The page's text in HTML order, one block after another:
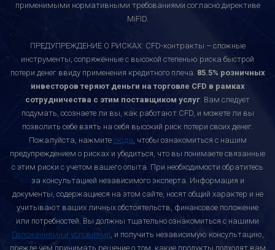
применимыми нормативными требованиями согласно директиве
MiFID.
ПРЕДУПРЕЖДЕНИЕ О РИСКАХ: CFD-контракты – сложные
инструменты, сопряжённые с высокой степенью риска быстрой
потери денег ввиду применения кредитного плеча. 85.5% розничных
инвесторов теряют деньги на торговле CFD в рамках
сотрудничества с этим поставщиком услуг. Вам следует
подумать, осознаете ли вы, как работают CFD, и можете ли вы
позволить себе взять на себя высокий риск потери своих денег.
Пожалуйста, нажмите сюда, чтобы ознакомиться с нашим
предупреждением о рисках и убедиться, что вы понимаете связанные
с этим риски с учетом вашего опыта. При необходимости обратитесь
за консультацией независимого эксперта. Информация и
документы, содержащиеся на этом сайте, носят общий характер и не
учитывают ваших личных обстоятельств, финансовое положение
или потребностей. Вы должны тщательно ознакомиться с нашими
Положениями и условиями, и получить независимую консультацию,
прежде чем принимать решение о том, какие продукты подходят вам